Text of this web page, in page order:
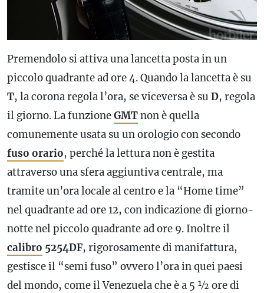
Premendolo si attiva una lancetta posta in un
piccolo quadrante ad ore 4. Quando la lancetta è su
T, la corona regola l’ora, se viceversa è su D, regola
il giorno. La funzioneGMTnon è quella
comunemente usata su un orologio con secondo
fuso orario, perché la lettura non è gestita
attraverso una sfera aggiuntiva centrale, ma
tramite un’ora locale al centro e la “Home time”
nel quadrante ad ore 12, con indicazione di giorno-
notte nel piccolo quadrante ad ore 9. Inoltre il
calibro 5254DF, rigorosamente di manifattura,
gestisce il “semi fuso” ovvero l’ora in quei paesi
del mondo, come il Venezuela che è a 5 ½ ore di